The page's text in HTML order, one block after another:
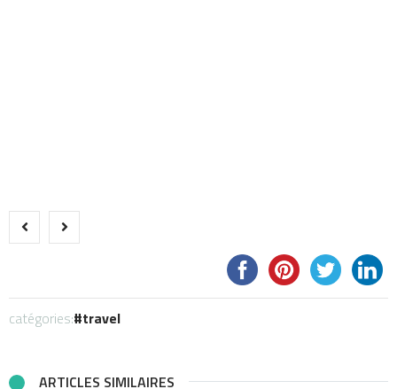
catégories: travel
ARTICLES SIMILAIRES